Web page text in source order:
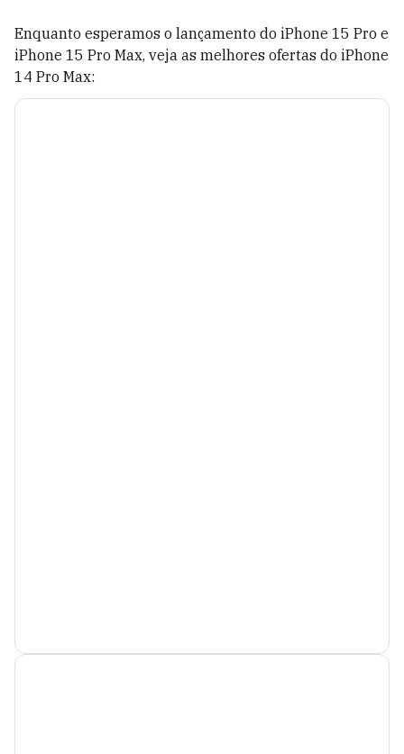
Enquanto esperamos o lançamento do iPhone 15 Pro e
iPhone 15 Pro Max, veja as melhores ofertas do iPhone
14 Pro Max: